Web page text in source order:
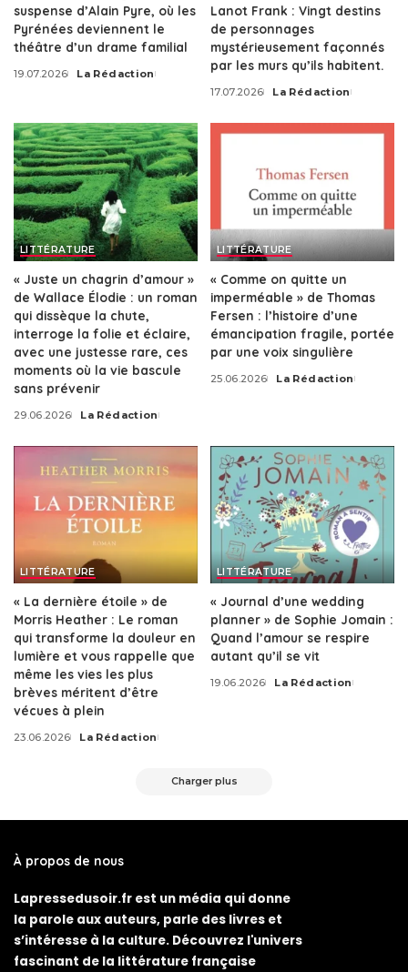
suspense d’Alain Pyre, où les
Pyrénées deviennent le
théâtre d’un drame familial
19.07.2026
Posted
La Rédaction
Lanot Frank : Vingt destins
de personnages
mystérieusement façonnés
par les murs qu’ils habitent.
17.07.2026
Posted
La Rédaction
LITTÉRATURE
« Juste un chagrin d’amour »
de Wallace Élodie : un roman
qui dissèque la chute,
interroge la folie et éclaire,
avec une justesse rare, ces
moments où la vie bascule
sans prévenir
29.06.2026
Posted
La Rédaction
LITTÉRATURE
« Comme on quitte un
imperméable » de Thomas
Fersen : l’histoire d’une
émancipation fragile, portée
par une voix singulière
25.06.2026
Posted
La Rédaction
LITTÉRATURE
« La dernière étoile » de
Morris Heather : Le roman
qui transforme la douleur en
lumière et vous rappelle que
même les vies les plus
brèves méritent d’être
vécues à plein
23.06.2026
Posted
La Rédaction
LITTÉRATURE
« Journal d’une wedding
planner » de Sophie Jomain :
Quand l’amour se respire
autant qu’il se vit
19.06.2026
Posted
La Rédaction
Charger plus
À propos de nous
Lapressedusoir.fr est un média qui donne
la parole aux auteurs, parle des livres et
s’intéresse à la culture. Découvrez l'univers
fascinant de la littérature française